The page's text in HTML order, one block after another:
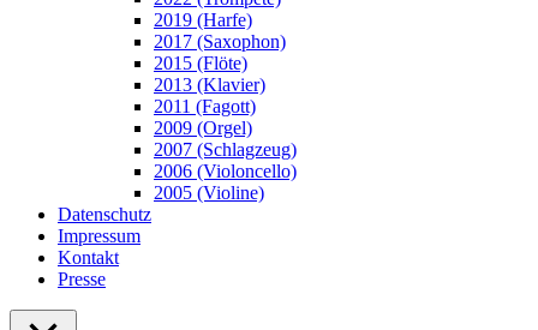
2019 (Harfe)
2017 (Saxophon)
2015 (Flöte)
2013 (Klavier)
2011 (Fagott)
2009 (Orgel)
2007 (Schlagzeug)
2006 (Violoncello)
2005 (Violine)
Datenschutz
Impressum
Kontakt
Presse